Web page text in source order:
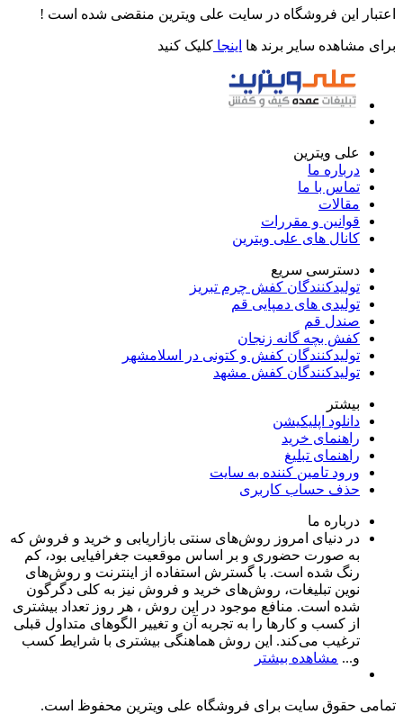
اعتبار این فروشگاه در سایت علی ویترین منقضی شده است !
برای مشاهده سایر برند ها اینجا کلیک کنید
علی ویترین
درباره ما
تماس با ما
مقالات
قوانین و مقررات
کانال های علی ویترین
دسترسی سریع
تولیدکنندگان کفش چرم تبریز
تولیدی های دمپایی قم
صندل قم
کفش بچه گانه زنجان
تولیدکنندگان کفش و کتونی در اسلامشهر
تولیدکنندگان کفش مشهد
بیشتر
دانلود اپلیکیشن
راهنمای خرید
راهنمای تبلیغ
ورود تامین کننده به سایت
حذف حساب کاربری
درباره ما
در دنیای امروز روش‌های سنتی بازاریابی و خرید و فروش که
به صورت حضوری و بر اساس موقعیت جغرافیایی بود، کم
رنگ شده است. با گسترش استفاده از اینترنت و روش‌های
نوین تبلیغات، روش‌های خرید و فروش نیز به کلی دگرگون
شده است. منافع موجود در این روش ، هر روز تعداد بیشتری
از کسب و کارها را به تجربه‌ آن و تغییر الگوهای متداول قبلی
ترغیب می‌کند. این روش هماهنگی بیشتری با شرایط کسب
و... مشاهده بیشتر
تمامی حقوق سایت برای فروشگاه علی ویترین محفوظ است.